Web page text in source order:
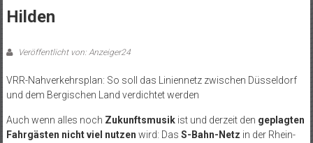
Hilden
Veröffentlicht von: Anzeiger24
VRR-Nahverkehrsplan: So soll das Liniennetz zwischen Düsseldorf
und dem Bergischen Land verdichtet werden
Auch wenn alles noch Zukunftsmusikist und derzeit den geplagten
Fahrgästen nicht viel nutzen wird: Das S-Bahn-Netz in der Rhein-